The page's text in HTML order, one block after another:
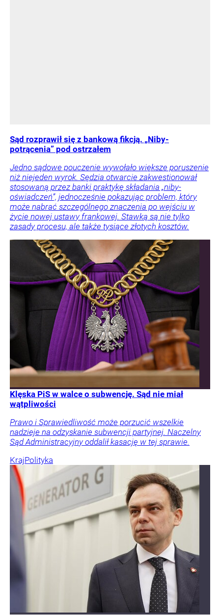
Sąd rozprawił się z bankową fikcją. „Niby-
potrącenia” pod ostrzałem
Jedno sądowe pouczenie wywołało większe poruszenie
niż niejeden wyrok. Sędzia otwarcie zakwestionował
stosowaną przez banki praktykę składania „niby-
oświadczeń”, jednocześnie pokazując problem, który
może nabrać szczególnego znaczenia po wejściu w
życie nowej ustawy frankowej. Stawką są nie tylko
zasady procesu, ale także tysiące złotych kosztów.
Klęska PiS w walce o subwencję. Sąd nie miał
wątpliwości
Prawo i Sprawiedliwość może porzucić wszelkie
nadzieje na odzyskanie subwencji partyjnej. Naczelny
Sąd Administracyjny oddalił kasację w tej sprawie.
KrajPolityka